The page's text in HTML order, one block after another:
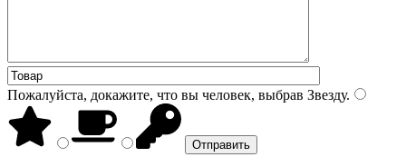
Пожалуйста, докажите, что вы человек, выбрав Звезду.